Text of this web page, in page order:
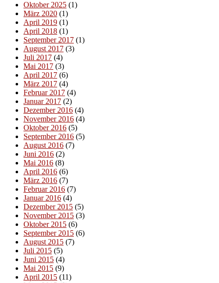
Oktober 2025 (1)
März 2020 (1)
April 2019 (1)
April 2018 (1)
September 2017 (1)
August 2017 (3)
Juli 2017 (4)
Mai 2017 (3)
April 2017 (6)
März 2017 (4)
Februar 2017 (4)
Januar 2017 (2)
Dezember 2016 (4)
November 2016 (4)
Oktober 2016 (5)
September 2016 (5)
August 2016 (7)
Juni 2016 (2)
Mai 2016 (8)
April 2016 (6)
März 2016 (7)
Februar 2016 (7)
Januar 2016 (4)
Dezember 2015 (5)
November 2015 (3)
Oktober 2015 (6)
September 2015 (6)
August 2015 (7)
Juli 2015 (5)
Juni 2015 (4)
Mai 2015 (9)
April 2015 (11)